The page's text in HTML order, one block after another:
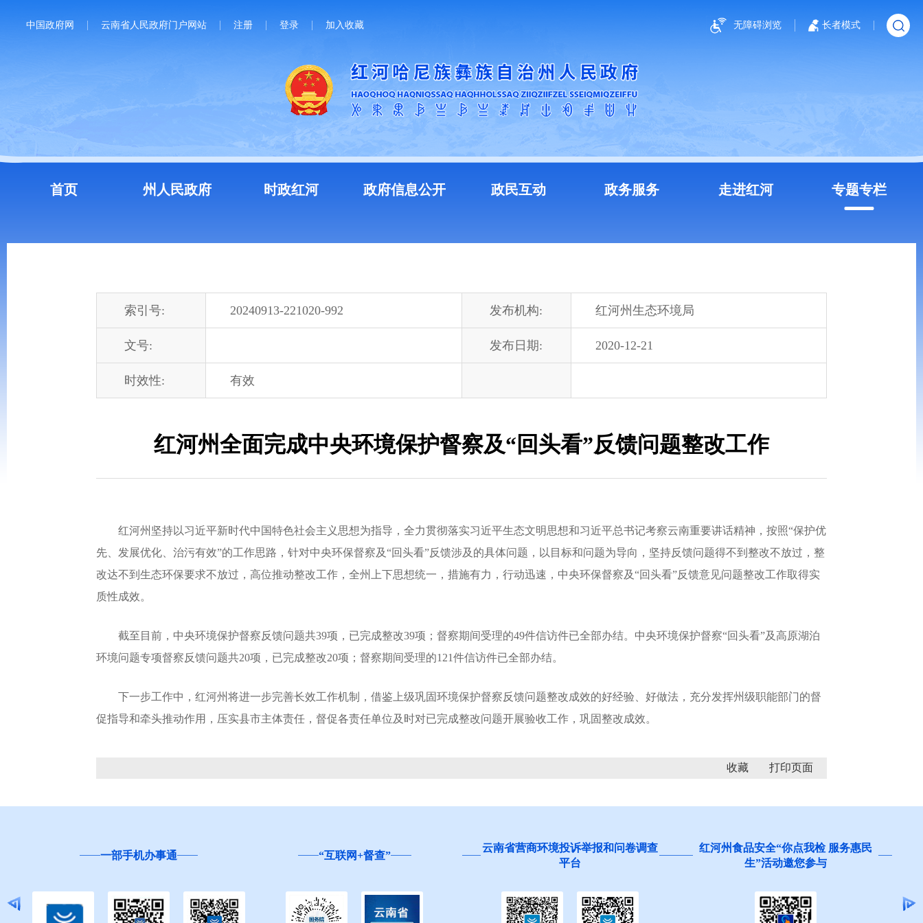
中国政府网 云南省人民政府门户网站 注册 登录 加入收藏 无障碍浏览 长者模式
首页 州人民政府 时政红河 政府信息公开 政民互动 政务服务 走进红河 专题专栏
索引号: 20240913-221020-992 发布机构: 红河州生态环境局
文号: 发布日期: 2020-12-21
时效性: 有效
红河州全面完成中央环境保护督察及“回头看”反馈问题整改工作
红河州坚持以习近平新时代中国特色社会主义思想为指导，全力贯彻落实习近平生态文明思想和习近平总书记考察云南重要讲话精神，按照“保护优
先、发展优化、治污有效”的工作思路，针对中央环保督察及“回头看”反馈涉及的具体问题，以目标和问题为导向，坚持反馈问题得不到整改不放过，整
改达不到生态环保要求不放过，高位推动整改工作，全州上下思想统一，措施有力，行动迅速，中央环保督察及“回头看”反馈意见问题整改工作取得实
质性成效。
截至目前，中央环境保护督察反馈问题共39项，已完成整改39项；督察期间受理的49件信访件已全部办结。中央环境保护督察“回头看”及高原湖泊
环境问题专项督察反馈问题共20项，已完成整改20项；督察期间受理的121件信访件已全部办结。
下一步工作中，红河州将进一步完善长效工作机制，借鉴上级巩固环境保护督察反馈问题整改成效的好经验、好做法，充分发挥州级职能部门的督
促指导和牵头推动作用，压实县市主体责任，督促各责任单位及时对已完成整改问题开展验收工作，巩固整改成效。
收藏
一部手机办事通 “互联网+督查”
云南省营商环境投诉举报和问卷调查
平台
红河州食品安全“你点我检 服务惠民
生”活动邀您参与